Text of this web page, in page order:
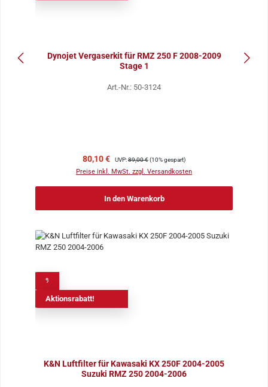
Dynojet Vergaserkit für RMZ 250 F 2008-2009
Stage 1
Art.-Nr.: 50-3124
Verkaufspreis:
80,10 € Regulärer Preis:
UVP:89,00 €(10% gespart)
Preise inkl. MwSt. zzgl. Versandkosten
In den Warenkorb
Aktionsrabatt!
K&N Luftfilter für Kawasaki KX 250F 2004-2005
Suzuki RMZ 250 2004-2006